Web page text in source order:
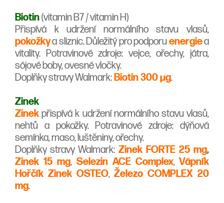
Biotin(vitamin B7 / vitamin H)
Přispívá k udržení normálního stavu vlasů,
pokožkya sliznic. Důležitý pro podporuenergiea
vitality. Potravinové zdroje: vejce, ořechy, játra,
sójové boby, ovesné vločky.
Doplňky stravy Walmark: Biotin 300 µg.
Zinek
Zinek přispívá k udržení normálního stavu vlasů,
nehtů a pokožky. Potravinové zdroje: dýňová
semínka, maso, luštěniny, ořechy.
Doplňky stravy Walmark: Zinek FORTE 25 mg,
Zinek 15 mg, Selezin ACE Complex,Vápník
Hořčík Zinek OSTEO, Železo COMPLEX 20
mg.